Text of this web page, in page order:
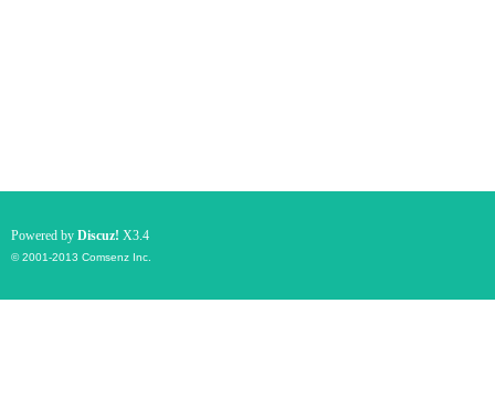
Powered by Discuz! X3.4
© 2001-2013 Comsenz Inc.